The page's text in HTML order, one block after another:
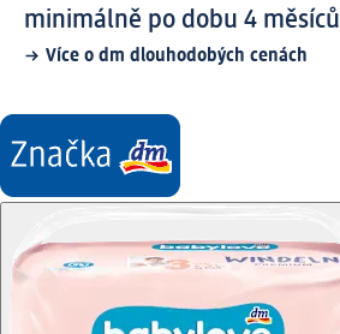
minimálně po dobu 4 měsíců
Více o dm dlouhodobých cenách